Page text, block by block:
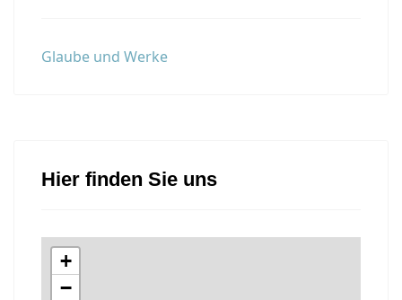
Glaube und Werke
Hier finden Sie uns
+
−